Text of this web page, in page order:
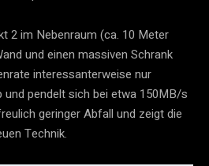
2 im Nebenraum (ca. 10 Meter
und einen massiven Schrank
interessanterweise nur
und pendelt sich bei etwa 150MB/s
geringer Abfall und zeigt die
Technik.